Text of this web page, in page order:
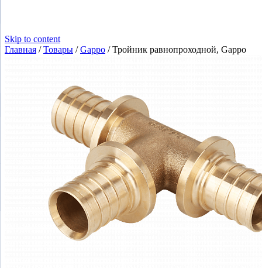
Skip to content
Главная /Товары /Gappo /Тройник равнопроходной, Gappo